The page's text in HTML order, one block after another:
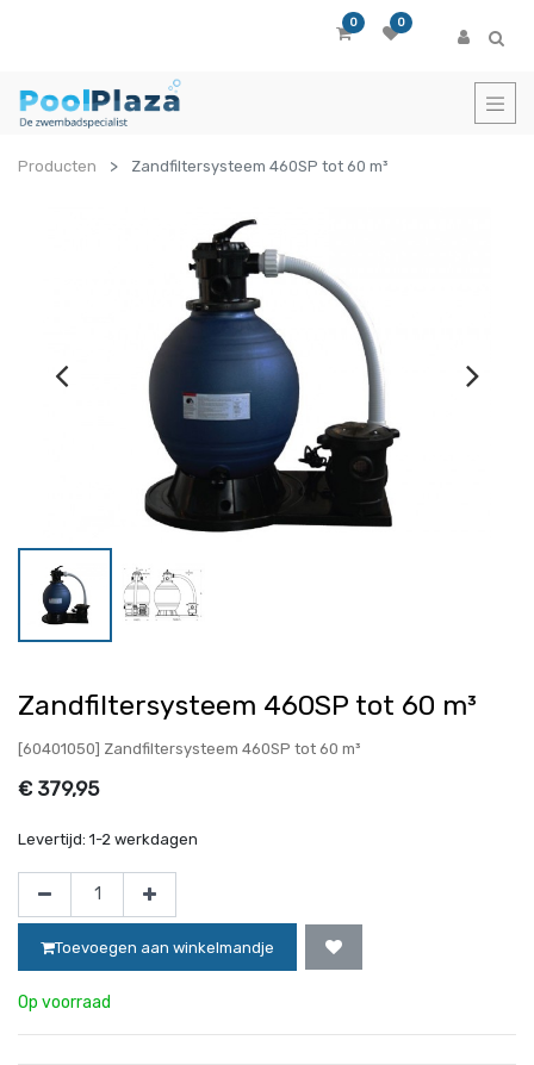
0 0
Producten Zandfiltersysteem 460SP tot 60 m³
Zandfiltersysteem 460SP tot 60 m³
[60401050] Zandfiltersysteem 460SP tot 60 m³
€ 379,95
Levertijd: 1-2 werkdagen
Toevoegen aan winkelmandje
Op voorraad